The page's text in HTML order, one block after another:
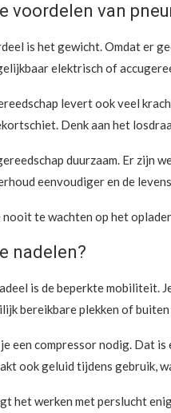
voordelen van
is het gewicht. Omdat er
elektrisch of
levert ook veel
Denk aan het
duurzaam. Er zijn
eenvoudiger en de
te wachten op het
nadelen?
is de beperkte mobiliteit.
bereikbare plekken of
een compressor nodig. Dat
ook geluid tijdens gebruik,
het werken met perslucht